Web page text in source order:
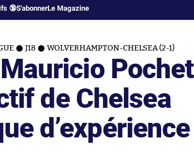
🔞S'abonnerLe Magazine
J18 WOLVERHAMPTON-CHELSEA (2-1)
de Chelsea
d’expérience